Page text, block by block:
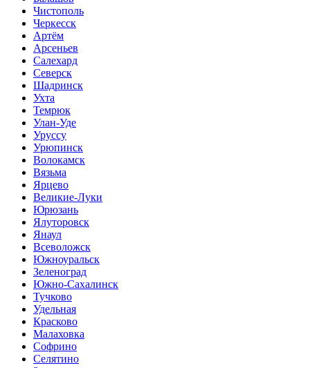
Чистополь
Черкесск
Артём
Арсеньев
Салехард
Северск
Шадринск
Ухта
Темрюк
Улан-Уде
Уруссу
Урюпинск
Волокамск
Вязьма
Ярцево
Великие-Луки
Юрюзань
Ялуторовск
Янаул
Всеволожск
Южноуральск
Зеленоград
Южно-Сахалинск
Тучково
Удельная
Красково
Малаховка
Софрино
Селятино